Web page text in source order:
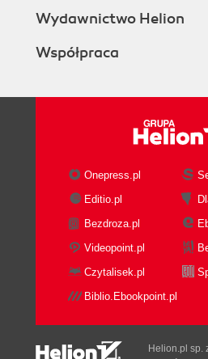
Wydawnictwo Helion
Współpraca
Onepress.pl
Editio.pl
Bezdroza.pl
Videopoint.pl
Czytalisek.pl
Biblio.Ebookpoint.pl
Helion.pl sp.